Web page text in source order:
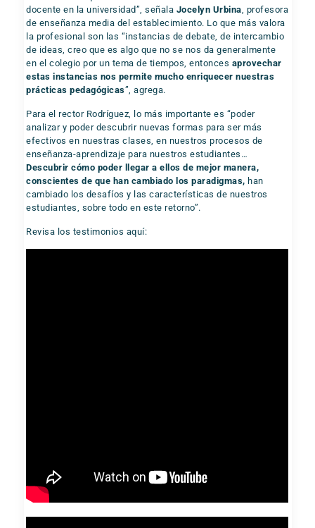
docente en la universidad”, señala Jocelyn Urbina, profesora
de enseñanza media del establecimiento. Lo que más valora
la profesional son las “instancias de debate, de intercambio
de ideas, creo que es algo que no se nos da generalmente
en el colegio por un tema de tiempos, entonces aprovechar
estas instancias nos permite mucho enriquecer nuestras
prácticas pedagógicas”, agrega.
Para el rector Rodríguez, lo más importante es “poder
analizar y poder descubrir nuevas formas para ser más
efectivos en nuestras clases, en nuestros procesos de
enseñanza-aprendizaje para nuestros estudiantes…
Descubrir cómo poder llegar a ellos de mejor manera,
conscientes de que han cambiado los paradigmas, han
cambiado los desafíos y las características de nuestros
estudiantes, sobre todo en este retorno”.
Revisa los testimonios aquí: